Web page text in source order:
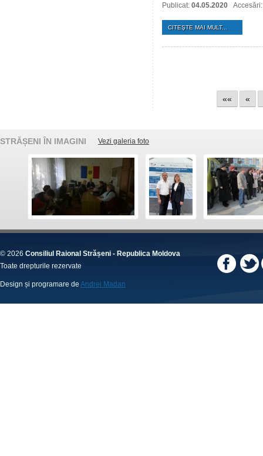
Publicat: 04.05.2020
CITEŞTE MAI MULT...
«« «
STRĂȘENI ÎN IMAGINI Vezi galeria foto
© 2026 Consiliul Raional Strășeni - Republica Moldova
Toate drepturile rezervate
Design și programare de Andrei Madan